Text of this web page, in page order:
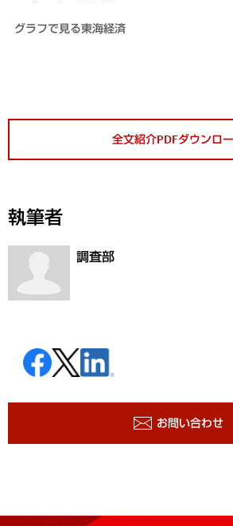
グラフで見る東海経済
全文紹介PDFダウンロ
執筆者
調査部
お問い合わせ